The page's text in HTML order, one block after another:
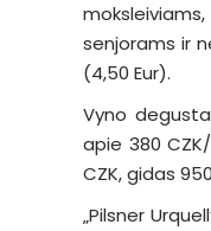
senjorams ir
(4,50 Eur).
Vyno
apie 380
CZK, gidas
„Pilsner